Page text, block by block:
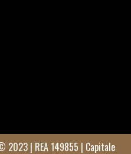
© 2023 | REA 149855 | Capitale